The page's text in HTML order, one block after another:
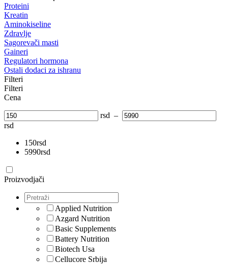
Proteini
Kreatin
Aminokiseline
Zdravlje
Sagorevači masti
Gaineri
Regulatori hormona
Ostali dodaci za ishranu
Filteri
Filteri
Cena
rsd –
rsd
150rsd
5990rsd
Proizvodjači
Applied Nutrition
Azgard Nutrition
Basic Supplements
Battery Nutrition
Biotech Usa
Cellucore Srbija